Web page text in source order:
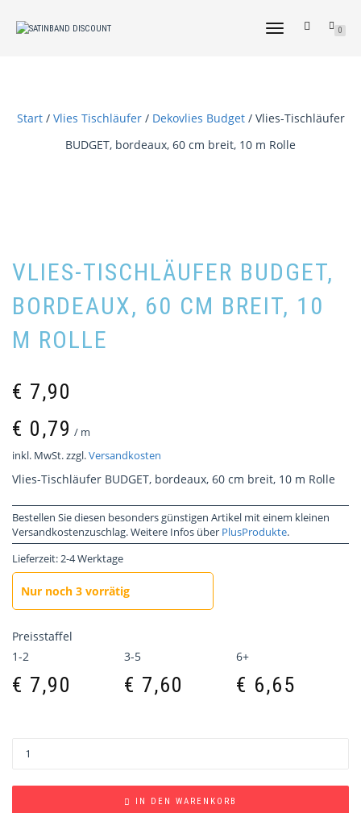
NAVIGATION
0
Start/ Vlies Tischläufer/ Dekovlies Budget/ Vlies-Tischläufer
BUDGET, bordeaux, 60 cm breit, 10 m Rolle
VLIES-TISCHLÄUFER BUDGET,
BORDEAUX, 60 CM BREIT, 10
M ROLLE
€ 7,90
€ 0,79 / m
inkl. MwSt.zzgl.Versandkosten
Vlies-Tischläufer BUDGET, bordeaux, 60 cm breit, 10 m Rolle
Bestellen Sie diesen besonders günstigen Artikel mit einem kleinen
Versandkostenzuschlag. Weitere Infos über PlusProdukte.
Lieferzeit:2-4 Werktage
Nur noch 3 vorrätig
Preisstaffel
1-2
3-5 6+
€ 7,90 € 7,60 € 6,65
IN DEN WARENKORB